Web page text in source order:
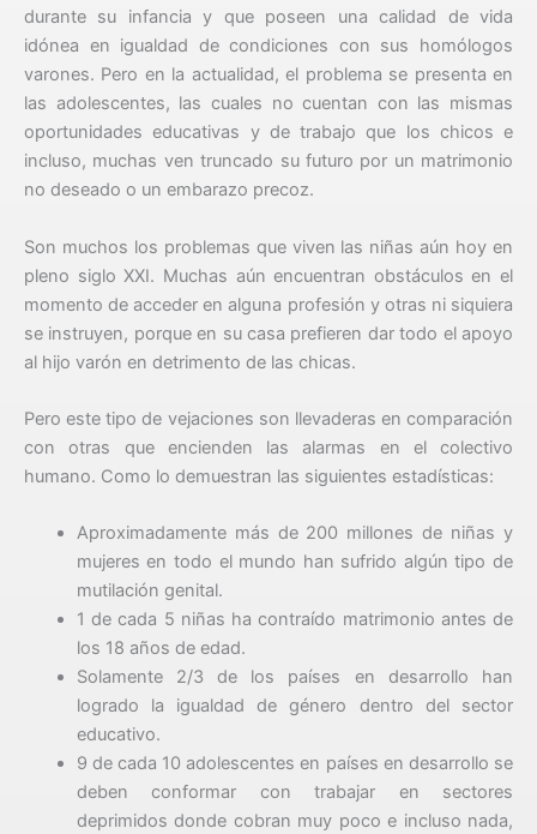
durante su infancia y que poseen una calidad de vida
idónea en igualdad de condiciones con sus homólogos
varones. Pero en la actualidad, el problema se presenta en
las adolescentes, las cuales no cuentan con las mismas
oportunidades educativas y de trabajo que los chicos e
incluso, muchas ven truncado su futuro por un matrimonio
no deseado o un embarazo precoz.
Son muchos los problemas que viven las niñas aún hoy en
pleno siglo XXI. Muchas aún encuentran obstáculos en el
momento de acceder en alguna profesión y otras ni siquiera
se instruyen, porque en su casa prefieren dar todo el apoyo
al hijo varón en detrimento de las chicas.
Pero este tipo de vejaciones son llevaderas en comparación
con otras que encienden las alarmas en el colectivo
humano. Como lo demuestran las siguientes estadísticas:
Aproximadamente más de 200 millones de niñas y
mujeres en todo el mundo han sufrido algún tipo de
mutilación genital.
1 de cada 5 niñas ha contraído matrimonio antes de
los 18 años de edad.
Solamente 2/3 de los países en desarrollo han
logrado la igualdad de género dentro del sector
educativo.
9 de cada 10 adolescentes en países en desarrollo se
deben conformar con trabajar en sectores
deprimidos donde cobran muy poco e incluso nada,